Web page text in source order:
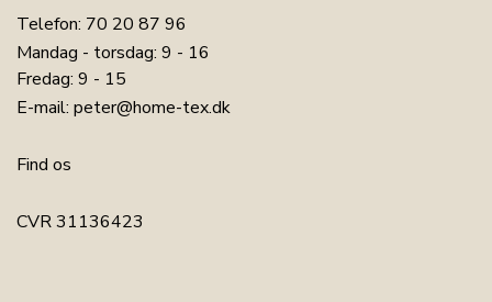
Telefon: 70 20 87 96
Mandag - torsdag: 9 - 16
Fredag: 9 - 15
E-mail: peter@home-tex.dk
Find os
CVR 31136423